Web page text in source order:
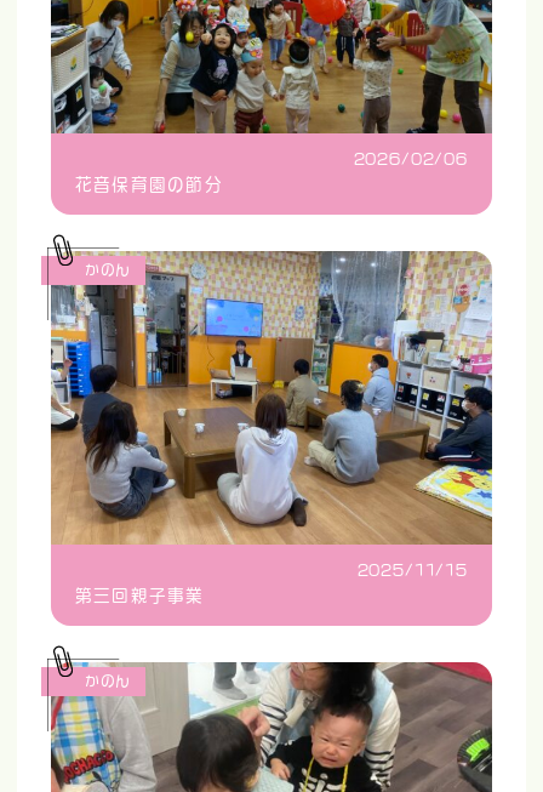
2026/02/06
花音保育園の節分
2025/11/15
第三回親子事業
かのん
かのん